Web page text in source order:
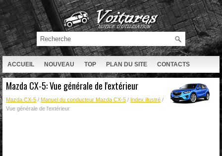
ACCUEIL NOUVEAU TOP PLAN DU SITE CONTACTS
RECHERCHE
Mazda CX-5: Vue générale de l'extérieur
Mazda CX-5 / Manuel du conducteur Mazda CX-5 / Index illustré /
Vue générale de l'extérieur